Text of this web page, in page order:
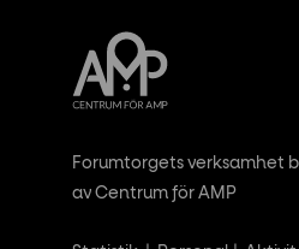
Forumtorgets verksamhet
av Centrum för AMP